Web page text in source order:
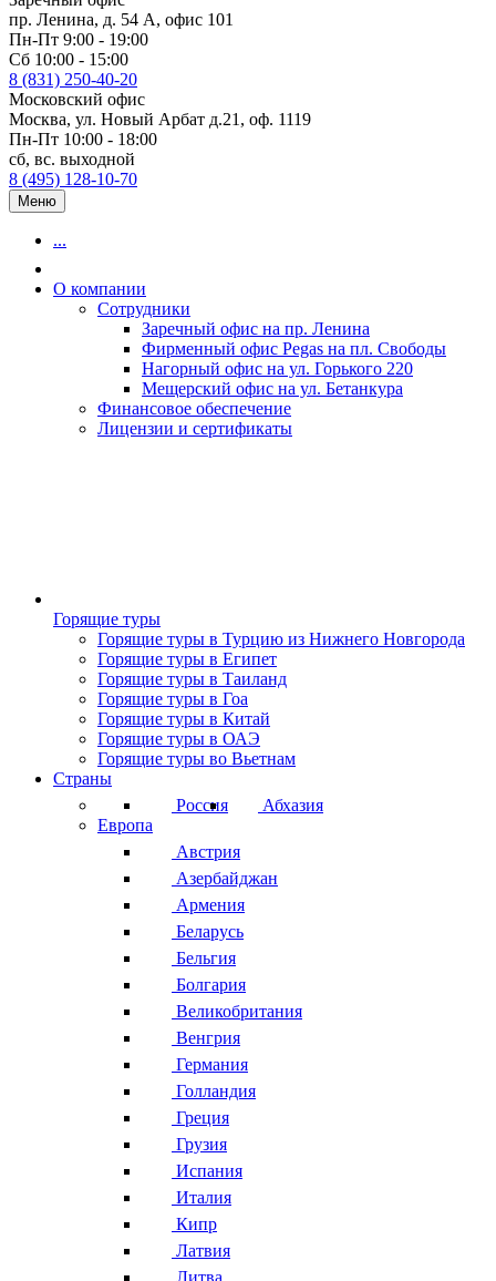
пр. Ленина, д. 54 А, офис 101
Пн-Пт 9:00 - 19:00
Сб 10:00 - 15:00
8 (831) 250-40-20
Московский офис
Москва, ул. Новый Арбат д.21, оф. 1119
Пн-Пт 10:00 - 18:00
сб, вс. выходной
8 (495) 128-10-70
Меню
...
О компании
Сотрудники
Заречный офис на пр. Ленина
Фирменный офис Pegas на пл. Свободы
Нагорный офис на ул. Горького 220
Мещерский офис на ул. Бетанкура
Финансовое обеспечение
Лицензии и сертификаты
Горящие туры
Горящие туры в Турцию из Нижнего Новгорода
Горящие туры в Египет
Горящие туры в Таиланд
Горящие туры в Гоа
Горящие туры в Китай
Горящие туры в ОАЭ
Горящие туры во Вьетнам
Страны
Россия
Абхазия
Европа
Австрия
Азербайджан
Армения
Беларусь
Бельгия
Болгария
Великобритания
Венгрия
Германия
Голландия
Греция
Грузия
Испания
Италия
Кипр
Латвия
Литва